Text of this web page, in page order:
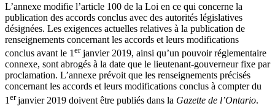
L’annexe modifie l’article 100 de la Loi en ce qui concerne la
publication des accords conclus avec des autorités législatives
désignées. Les exigences actuelles relatives à la publication de
renseignements concernant les accords et leurs modifications
conclus avant le 1 erjanvier 2019, ainsi qu’un pouvoir réglementaire
connexe, sont abrogés à la date que le lieutenant-gouverneur fixe par
proclamation. L’annexe prévoit que les renseignements précisés
concernant les accords et leurs modifications conclus à compter du
1 erjanvier 2019 doivent être publiés dans la Gazette de l’Ontario.